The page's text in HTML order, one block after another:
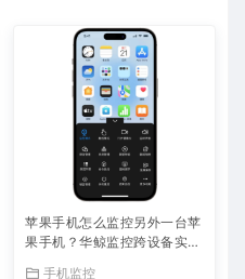
苹果手机怎么监控另外一台苹
果手机？华鲸监控跨设备实时
手机监控